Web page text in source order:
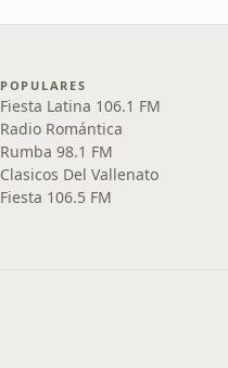
POPULARES
Fiesta Latina 106.1 FM
Radio Romántica
Rumba 98.1 FM
Clasicos Del Vallenato
Fiesta 106.5 FM